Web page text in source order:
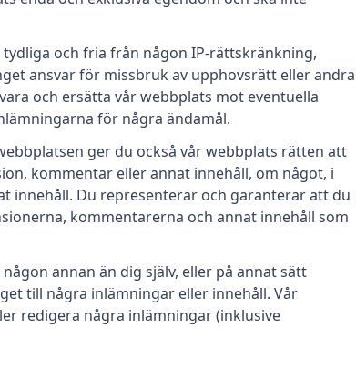
och fria från någon IP-rättskränkning,
ansvar för missbruk av upphovsrätt eller andra
och ersätta vår webbplats mot eventuella
för några ändamål.
ger du också vår webbplats rätten att
kommentar eller annat innehåll, om något, i
innehåll. Du representerar och garanterar att du
kommentarerna och annat innehåll som
annan än dig själv, eller på annat sätt
till några inlämningar eller innehåll. Vår
redigera några inlämningar (inklusive